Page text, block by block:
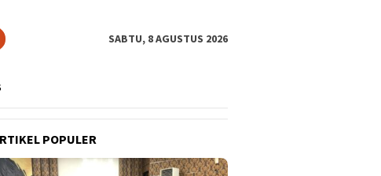
SABTU, 8 AGUSTUS 2026
POPULER